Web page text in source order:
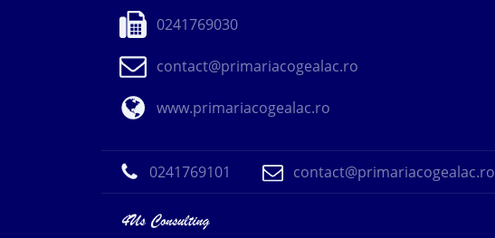
0241769030
contact@primariacogealac.ro
www.primariacogealac.ro
0241769101 contact@primariacogealac.ro